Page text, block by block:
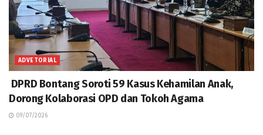
ADVETORIAL
DPRD Bontang Soroti 59 Kasus Kehamilan Anak,
Dorong Kolaborasi OPD dan Tokoh Agama
09/07/2026